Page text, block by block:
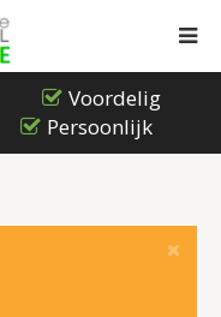
Voordelig
Persoonlijk